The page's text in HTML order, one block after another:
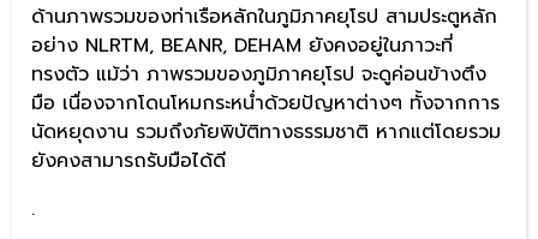
ด้านภาพรวมของท่าเรือหลักในภูมิภาคยุโรป สามประตูหลัก
อย่าง NLRTM, BEANR, DEHAM ยังคงอยู่ในภาวะที่
ทรงตัว แม้ว่า ภาพรวมของภูมิภาคยุโรป จะดูค่อนข้างตึง
มือ เนื่องจากโดนโหมกระหน่ำด้วยปัญหาต่างๆ ทั้งจากการ
นัดหยุดงาน รวมถึงภัยพิบัติทางธรรมชาติ หากแต่โดยรวม
ยังคงสามารถรับมือได้ดี
.